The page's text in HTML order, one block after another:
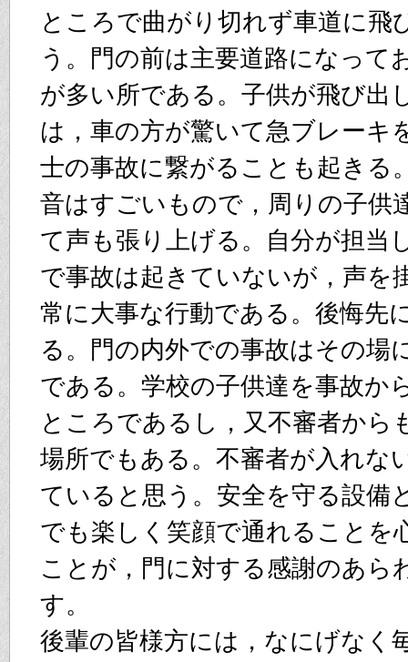
ところで曲がり切れず車道に飛
う。門の前は主要道路になって
が多い所である。子供が飛び出
は，車の方が驚いて急ブレーキ
士の事故に繋がることも起きる
音はすごいもので，周りの子供
て声も張り上げる。自分が担当
で事故は起きていないが，声を
常に大事な行動である。後悔先
る。門の内外での事故はその場
である。学校の子供達を事故か
ところであるし，又不審者から
場所でもある。不審者が入れな
ていると思う。安全を守る設備
でも楽しく笑顔で通れることを
ことが，門に対する感謝のあら
す。
後輩の皆様方には，なにげなく